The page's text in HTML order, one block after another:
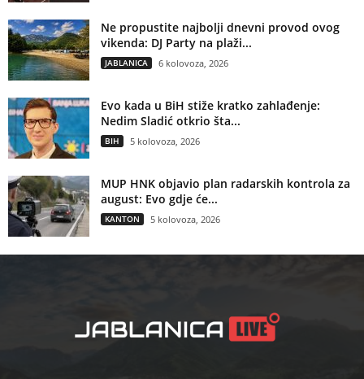
Ne propustite najbolji dnevni provod ovog
vikenda: DJ Party na plaži...
JABLANICA 6 kolovoza, 2026
Evo kada u BiH stiže kratko zahlađenje:
Nedim Sladić otkrio šta...
BIH 5 kolovoza, 2026
MUP HNK objavio plan radarskih kontrola za
august: Evo gdje će...
KANTON 5 kolovoza, 2026